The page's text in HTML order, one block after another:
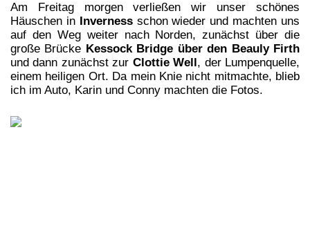
Am Freitag morgen verließen wir unser schönes
Häuschen in
Invernessschon wieder und machten uns
auf den Weg weiter nach Norden, zunächst über die
große Brücke Kessock Bridge über den Beauly Firth
und dann zunächst zur Clottie Well , der Lumpenquelle,
einem heiligen Ort. Da mein Knie nicht mitmachte, blieb
ich im Auto, Karin und Conny machten die Fotos.